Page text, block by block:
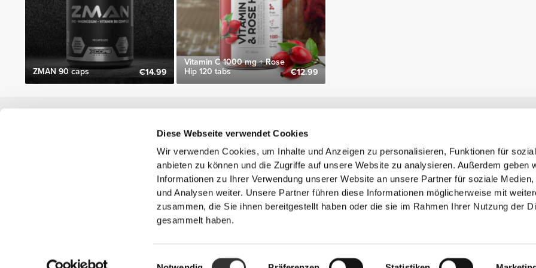
Diese Webseite verwendet Cookies
Wir verwenden Cookies, um Inhalte und Anzeigen zu personalisieren, Funktionen für
anbieten zu können und die Zugriffe auf unsere Website zu analysieren. Außerdem geben
Informationen zu Ihrer Verwendung unserer Website an unsere Partner für soziale Medien,
und Analysen weiter. Unsere Partner führen diese Informationen möglicherweise mit
zusammen, die Sie ihnen bereitgestellt haben oder die sie im Rahmen Ihrer Nutzung der
gesammelt haben.
Einwilligungsauswahl
ZMAN 90 caps €14.99
Vitamin C 1000 mg + Rose
Hip 120 tabs
€12.99
Erhalte Neuigkeiten und Angebote per E-Mail direkt in dein
Abonnieren